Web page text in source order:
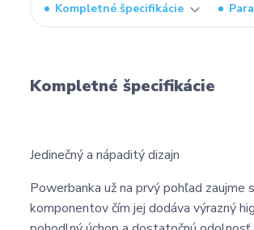
Kompletné špecifikácie
Kompletné špecifikácie
Jedinečný a nápaditý dizajn
Powerbanka už na prvý pohľad
komponentov čím jej dodáva výrazný